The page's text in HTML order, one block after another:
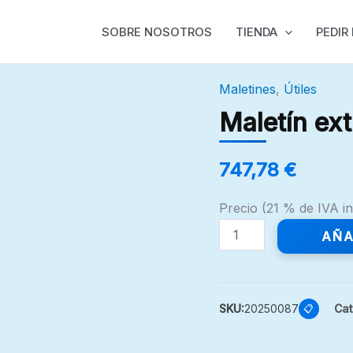
SOBRE NOSOTROS TIENDA
Maletines, Útiles
Maletín
747,78 €
Precio (21 % de IVA
Maletín
extracción
rodamientos
cantidad
SKU:20250087 📋